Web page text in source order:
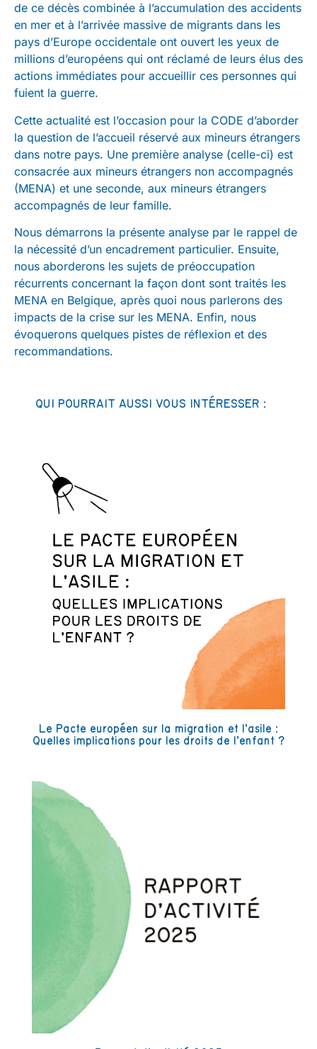
de ce décès combinée à l’accumulation des accidents
en mer et à l’arrivée massive de migrants dans les
pays d’Europe occidentale ont ouvert les yeux de
millions d’européens qui ont réclamé de leurs élus des
actions immédiates pour accueillir ces personnes qui
fuient la guerre.
Cette actualité est l’occasion pour la CODE d’aborder
la question de l’accueil réservé aux mineurs étrangers
dans notre pays. Une première analyse (celle-ci) est
consacrée aux mineurs étrangers non accompagnés
(MENA) et une seconde, aux mineurs étrangers
accompagnés de leur famille.
Nous démarrons la présente analyse par le rappel de
la nécessité d’un encadrement particulier. Ensuite,
nous aborderons les sujets de préoccupation
récurrents concernant la façon dont sont traités les
MENA en Belgique, après quoi nous parlerons des
impacts de la crise sur les MENA. Enfin, nous
évoquerons quelques pistes de réflexion et des
recommandations.
QUI POURRAIT AUSSI VOUS INTÉRESSER :
Le Pacte européen sur la migration et l’asile :
Quelles implications pour les droits de l’enfant ?